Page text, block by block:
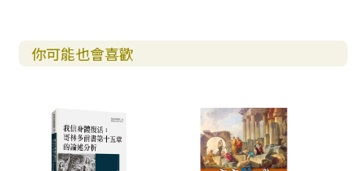
你可能也會喜歡